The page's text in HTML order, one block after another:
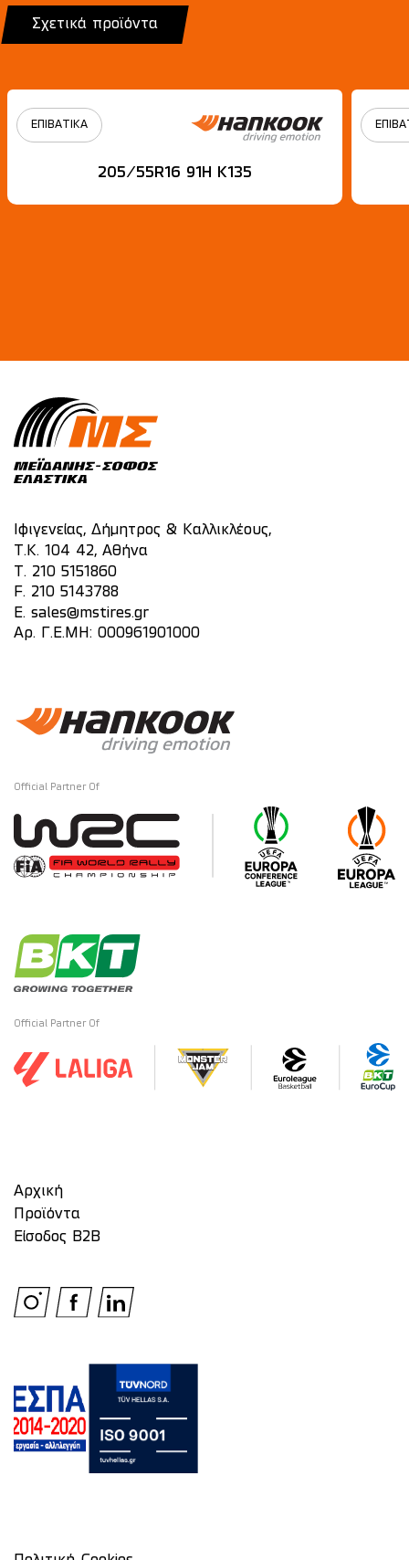
Σχετικά προϊόντα
ΕΠΙΒΑΤΙΚΑ
205/55R16 91H Κ135
Ιφιγενείας, Δήμητρος & Καλλικλέους,
Τ.Κ. 104 42, Αθήνα
T. 210 5151860
F. 210 5143788
E. sales@mstires.gr
Αρ. Γ.Ε.ΜΗ: 000961901000
Official Partner Of
Official Partner Of
Αρχική
Προϊόντα
Είσοδος Β2Β